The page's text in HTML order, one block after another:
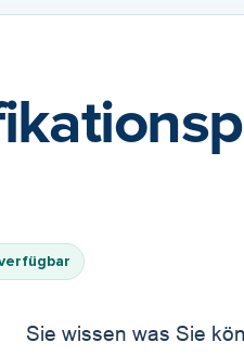
Sie wissen was Sie